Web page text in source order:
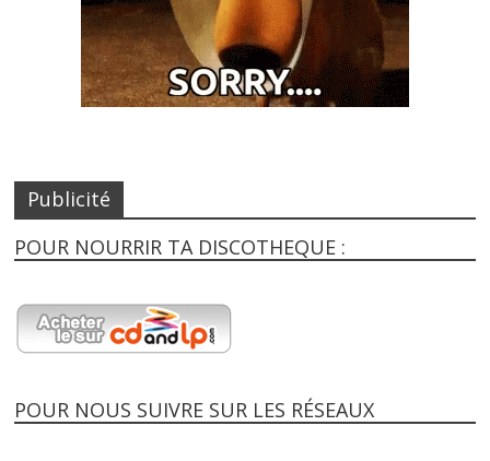
Publicité
POUR NOURRIR TA DISCOTHEQUE :
POUR NOUS SUIVRE SUR LES RÉSEAUX